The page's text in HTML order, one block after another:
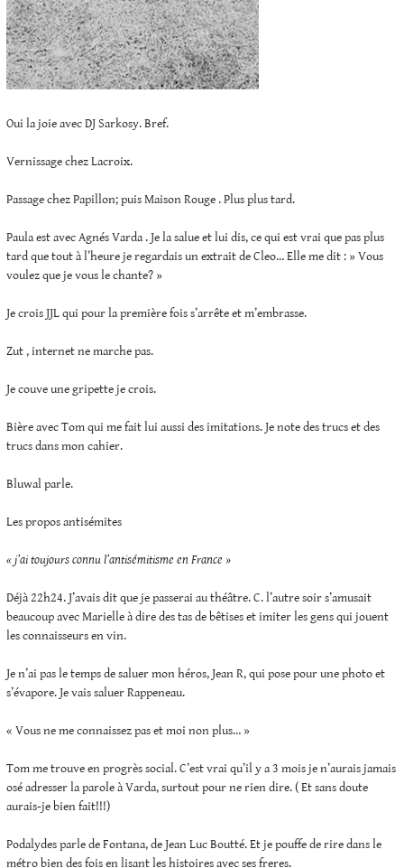
Oui la joie avec DJ Sarkosy. Bref.
Vernissage chez Lacroix.
Passage chez Papillon; puis Maison Rouge . Plus plus tard.
Paula est avec Agnés Varda . Je la salue et lui dis, ce qui est vrai que pas plus
tard que tout à l’heure je regardais un extrait de Cleo… Elle me dit : » Vous
voulez que je vous le chante? »
Je crois JJL qui pour la première fois s’arrête et m’embrasse.
Zut , internet ne marche pas.
Je couve une gripette je crois.
Bière avec Tom qui me fait lui aussi des imitations. Je note des trucs et des
trucs dans mon cahier.
Bluwal parle.
Les propos antisémites
« j’ai toujours connu l’antisémitisme en France »
Déjà 22h24. J’avais dit que je passerai au théâtre. C. l’autre soir s’amusait
beaucoup avec Marielle à dire des tas de bêtises et imiter les gens qui jouent
les connaisseurs en vin.
Je n’ai pas le temps de saluer mon héros, Jean R, qui pose pour une photo et
s’évapore. Je vais saluer Rappeneau.
« Vous ne me connaissez pas et moi non plus… »
Tom me trouve en progrès social. C’est vrai qu’il y a 3 mois je n’aurais jamais
osé adresser la parole à Varda, surtout pour ne rien dire. ( Et sans doute
aurais-je bien fait!!!)
Podalydes parle de Fontana, de Jean Luc Boutté. Et je pouffe de rire dans le
métro bien des fois en lisant les histoires avec ses freres.